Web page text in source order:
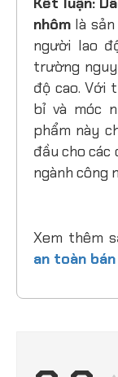
Kết luận:
nhôm là
người lao
trường
độ cao. Với
bỉ và móc
phẩm này
đầu cho các
Xem thêm